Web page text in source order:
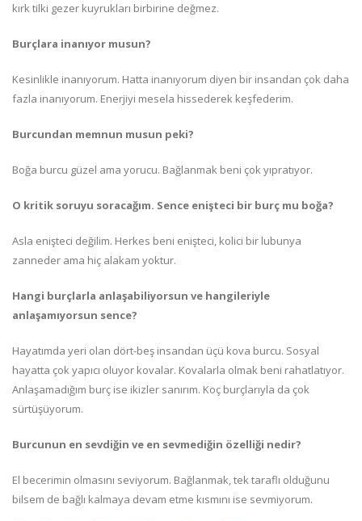
kırk tilki gezer kuyrukları birbirine değmez.
Burçlara inanıyor musun?
Kesinlikle inanıyorum. Hatta inanıyorum diyen bir insandan çok daha
fazla inanıyorum. Enerjiyi mesela hissederek keşfederim.
Burcundan memnun musun peki?
Boğa burcu güzel ama yorucu. Bağlanmak beni çok yıpratıyor.
O kritik soruyu soracağım. Sence enişteci bir burç mu boğa?
Asla enişteci değilim. Herkes beni enişteci, kolici bir lubunya
zanneder ama hiç alakam yoktur.
Hangi burçlarla anlaşabiliyorsun ve hangileriyle
anlaşamıyorsun sence?
Hayatımda yeri olan dört-beş insandan üçü kova burcu. Sosyal
hayatta çok yapıcı oluyor kovalar. Kovalarla olmak beni rahatlatıyor.
Anlaşamadığım burç ise ikizler sanırım. Koç burçlarıyla da çok
sürtüşüyorum.
Burcunun en sevdiğin ve en sevmediğin özelliği nedir?
El becerimin olmasını seviyorum. Bağlanmak, tek taraflı olduğunu
bilsem de bağlı kalmaya devam etme kısmını ise sevmiyorum.